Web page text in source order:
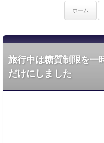
ホーム
旅行中は糖質制限を一
だけにしました